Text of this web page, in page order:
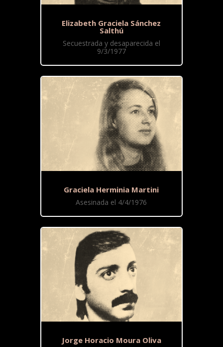
Elizabeth Graciela Sánchez
Salthú
Secuestrada y desaparecida el
9/3/1977
Graciela Herminia Martini
Asesinada el 4/4/1976
Jorge Horacio Moura Oliva